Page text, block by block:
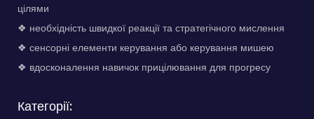
цілями
❖ необхідність швидкої реакції та стратегічного мислення
❖ сенсорні елементи керування або керування мишею
❖ вдосконалення навичок прицілювання для прогресу
Категорії: